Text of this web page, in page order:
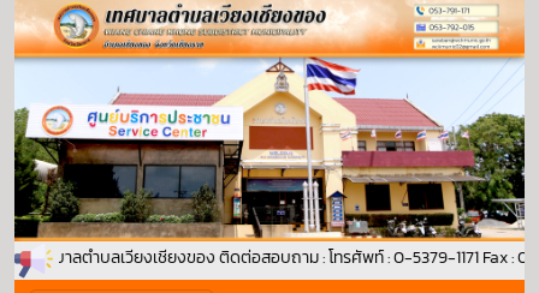
เทศบาลตำบลเวียงเชียงของ ติดต่อสอบถาม : โทรศัพท์ : 0-5379-1171 Fax :